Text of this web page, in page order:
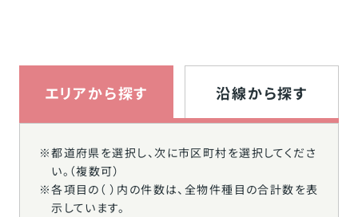
エリアから探す 沿線から探す
※都道府県を選択し、次に市区町村を選択してくださ
い。（複数可）
※各項目の（ ）内の件数は、全物件種目の合計数を表
示しています。